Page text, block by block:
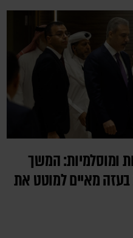
ומוסלמיות: המשך
מאיים למוטט את